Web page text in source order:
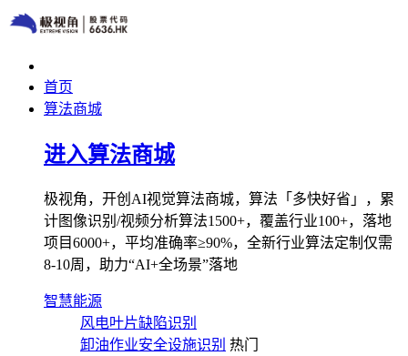
首页
算法商城
进入算法商城
极视角，开创AI视觉算法商城，算法「多快好省」，累
计图像识别/视频分析算法1500+，覆盖行业100+，落地
项目6000+，平均准确率≥90%，全新行业算法定制仅需
8-10周，助力“AI+全场景”落地
智慧能源
风电叶片缺陷识别
卸油作业安全设施识别 热门